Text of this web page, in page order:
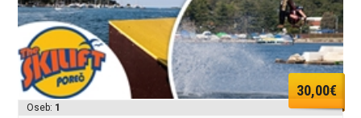
30,00€
Oseb: 1